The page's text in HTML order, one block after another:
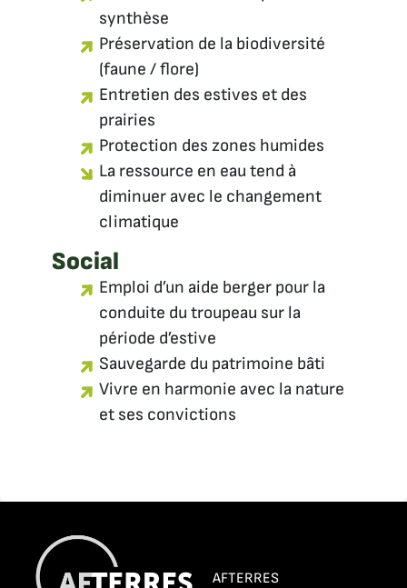
synthèse
Préservation de la biodiversité
(faune / flore)
Entretien des estives et des
prairies
Protection des zones humides
La ressource en eau tend à
diminuer avec le changement
climatique
Social
Emploi d’un aide berger pour la
conduite du troupeau sur la
période d’estive
Sauvegarde du patrimoine bâti
Vivre en harmonie avec la nature
et ses convictions
AFTERRES